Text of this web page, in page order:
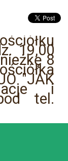
19,00
8
"JAK
i
tel.